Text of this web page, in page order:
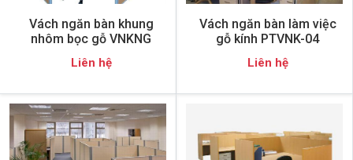
Vách ngăn bàn khung
nhôm bọc gỗ VNKNG
Liên hệ
Vách ngăn bàn làm việc
gỗ kính PTVNK-04
Liên hệ